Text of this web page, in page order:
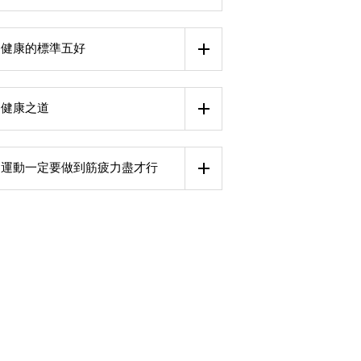
健康的標準五好
健康之道
運動一定要做到筋疲力盡才行